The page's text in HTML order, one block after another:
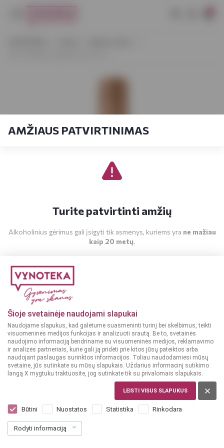
Šioje svetainėje naudojami slapukai
Naudojame slapukus, kad galėtume suasmeninti turinį bei skelbimus, teikti
visuomeninės medijos funkcijas ir analizuoti srautą. Be to, svetainės
naudojimo informaciją bendriname su visuomeninės medijos, reklamavimo
ir analizės partneriais, kurie gali ją pridėti prie kitos jūsų pateiktos arba
naudojant paslaugas surinktos informacijos. Toliau naudodamiesi mūsų
svetaine, jūs sutinkate su mūsų slapukais. Uždarius informacinį sutikimo
langą X mygtuku traktuosite, jog sutinkate tik su privalomais slapukais.
LEISTI VISUS SLAPUKUS
Būtini Nuostatos Statistika Rinkodara
Rodyti informaciją
AMŽIAUS PATVIRTINIMAS
Turite patvirtinti amžių
Alkoholinius gėrimus gali įsigyti tik asmenys, kuriems yra ne mažiau
kaip 20 metų.
Terre Allegre Sangiovese 0,75 L
Dar nėra balsų, galite įvertinti
49